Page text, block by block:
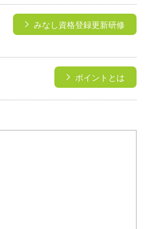
みなし資格登録更新研修
ポイントとは